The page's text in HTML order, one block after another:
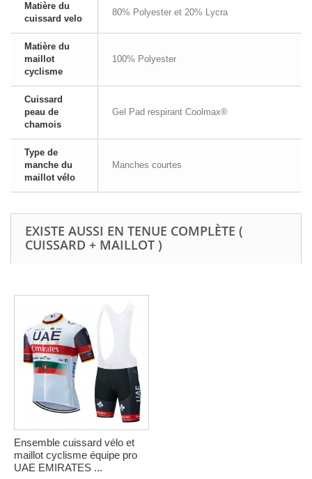
Matière du
cuissard velo
80% Polyester et 20% Lycra
Matière du
maillot
cyclisme
100% Polyester
Cuissard
peau de
chamois
Gel Pad respirant Coolmax®
Type de
manche du
maillot vélo
Manches courtes
EXISTE AUSSI EN TENUE COMPLÈTE (
CUISSARD + MAILLOT )
Ensemble cuissard vélo et
maillot cyclisme équipe pro
UAE EMIRATES ...